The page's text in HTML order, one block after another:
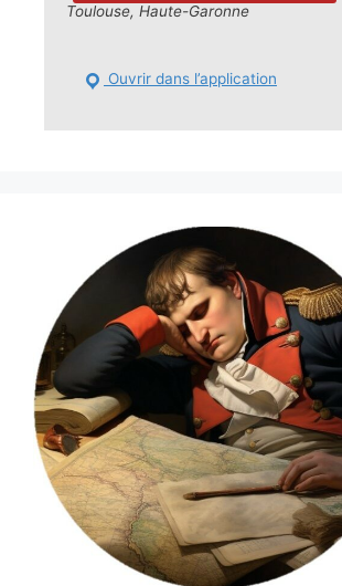
Toulouse, Haute-Garonne
Ouvrir dans l’application